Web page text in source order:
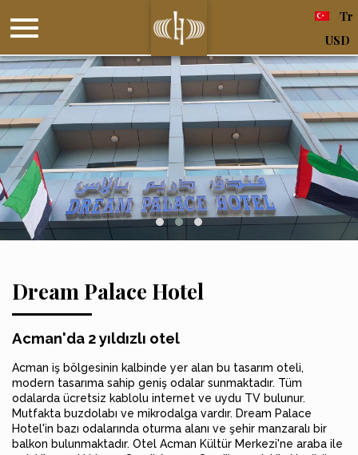
Tr
USD
Dream Palace Hotel
Acman'da 2 yıldızlı otel
Acman iş bölgesinin kalbinde yer alan bu tasarım oteli,
modern tasarıma sahip geniş odalar sunmaktadır. Tüm
odalarda ücretsiz kablolu internet ve uydu TV bulunur.
Mutfakta buzdolabı ve mikrodalga vardır. Dream Palace
Hotel'in bazı odalarında oturma alanı ve şehir manzaralı bir
balkon bulunmaktadır. Otel Acman Kültür Merkezi'ne araba ile